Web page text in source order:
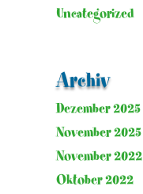
Uncategorized
Archiv
Dezember 2025
November 2025
November 2022
Oktober 2022